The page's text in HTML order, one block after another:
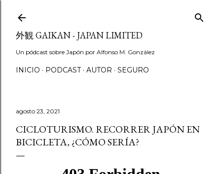
外観 GAIKAN - JAPAN LIMITED
Un pódcast sobre Japón por Alfonso M. González
INICIO PODCAST AUTOR SEGURO
agosto 23, 2021
CICLOTURISMO. RECORRER JAPÓN EN
BICICLETA, ¿CÓMO SERÍA?